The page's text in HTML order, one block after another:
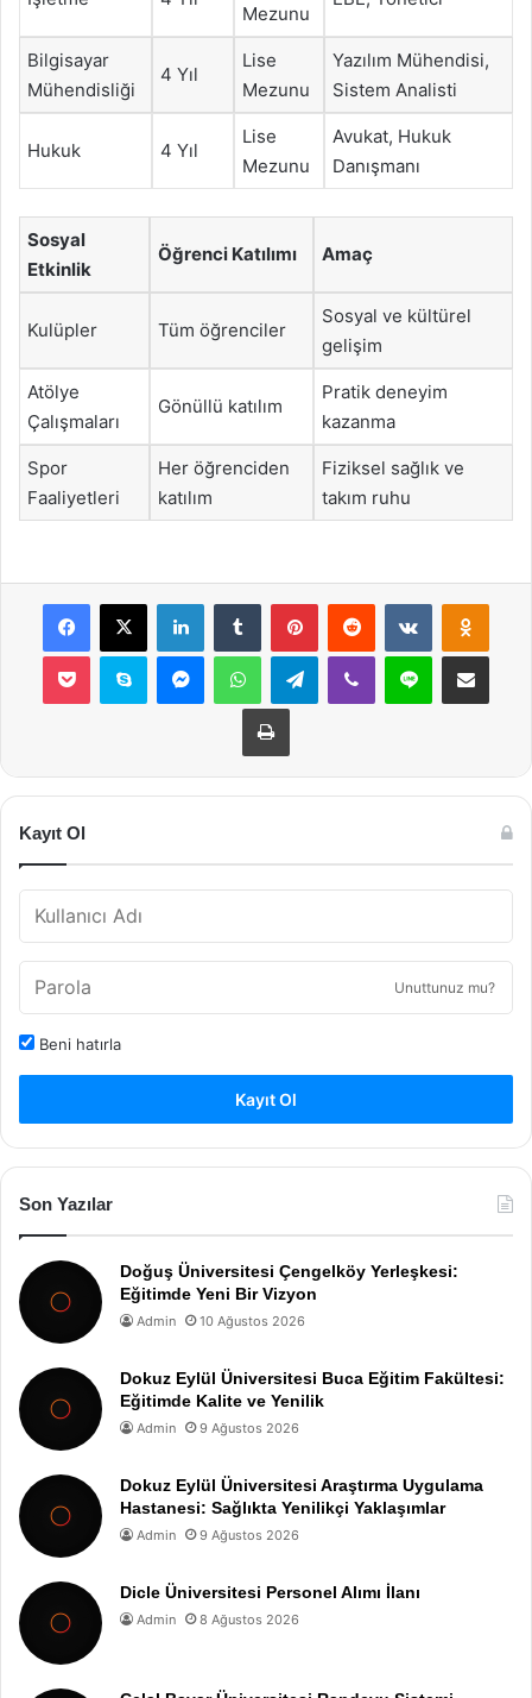
Mezunu
Bilgisayar
Mühendisliği
4 Yıl
Lise
Mezunu
Yazılım Mühendisi,
Sistem Analisti
Hukuk 4 Yıl
Lise
Mezunu
Avukat, Hukuk
Danışmanı
Sosyal
Etkinlik
Öğrenci Katılımı Amaç
Kulüpler Tüm öğrenciler
Sosyal ve kültürel
gelişim
Atölye
Çalışmaları
Gönüllü katılım
Pratik deneyim
kazanma
Spor
Faaliyetleri
Her öğrenciden
katılım
Fiziksel sağlık ve
takım ruhu
Facebook
X LinkedInTumblr PinterestReddit VKontakte
Pocket Skype MessengerWhatsAppTelegramViber Line E-Posta ile
Yazdır
Kayıt Ol
Unuttunuz mu?
Beni hatırla
Kayıt Ol
Son Yazılar
Doğuş Üniversitesi Çengelköy Yerleşkesi:
Eğitimde Yeni Bir Vizyon
Admin 10 Ağustos 2026
Dokuz Eylül Üniversitesi Buca Eğitim Fakültesi:
Eğitimde Kalite ve Yenilik
Admin 9 Ağustos 2026
Dokuz Eylül Üniversitesi Araştırma Uygulama
Hastanesi: Sağlıkta Yenilikçi Yaklaşımlar
Admin 9 Ağustos 2026
Dicle Üniversitesi Personel Alımı İlanı
Admin 8 Ağustos 2026